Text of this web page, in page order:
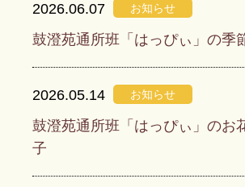
2026.06.07 お知らせ
鼓澄苑通所班「はっぴぃ」の季
2026.05.14 お知らせ
鼓澄苑通所班「はっぴぃ」のお
子